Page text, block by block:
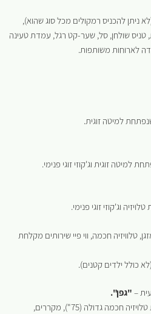
להכניס רמקולים מכל סוג שהוא),
שולחן, סל, שער-קט רגל, עמדת טעינה
לארוחות משותפות.
למיטה זוגית.
למיטה זוגית וג'קוזי זוגי פנימי.
טלוויזיה חכמה, ווי פיי שירותים מקלחת
– "גפן".
משמשת כחדר אוכל משותף וכוללת טלויזיה חכמה גדולה (75"), מקררים,